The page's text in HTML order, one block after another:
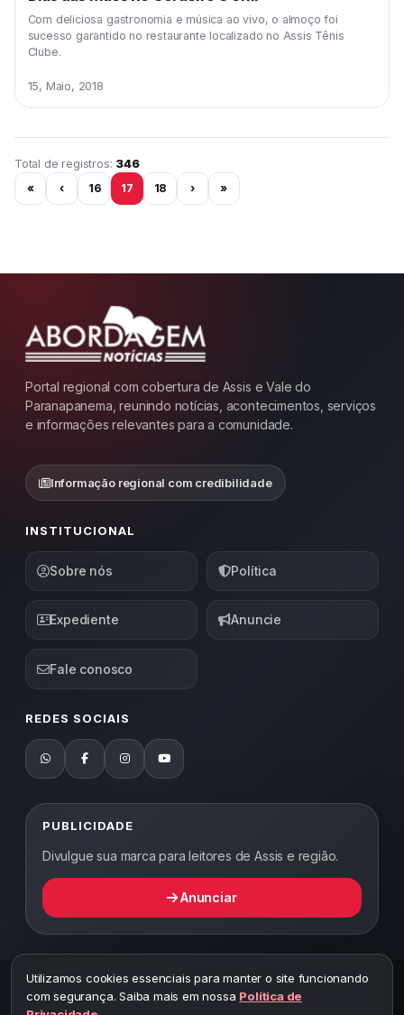
Com deliciosa gastronomia e música ao vivo, o almoço foi
sucesso garantido no restaurante localizado no Assis Tênis
Clube.
15, Maio, 2018
Total de registros: 346
Página 17 de 29
« ‹ 16 17 18 › »
Portal regional com cobertura de Assis e Vale do
Paranapanema, reunindo notícias, acontecimentos, serviços
e informações relevantes para a comunidade.
Informação regional com credibilidade
INSTITUCIONAL
Sobre nós Política
Expediente Anuncie
Fale conosco
REDES SOCIAIS
PUBLICIDADE
Divulgue sua marca para leitores de Assis e região.
Anunciar
2026 ©Abordagem Notícias— Todos os direitos reservados —
Desenvolvido por WEB5.
Utilizamos cookies essenciais para manter o site funcionando
com segurança. Saiba mais em nossa Política de